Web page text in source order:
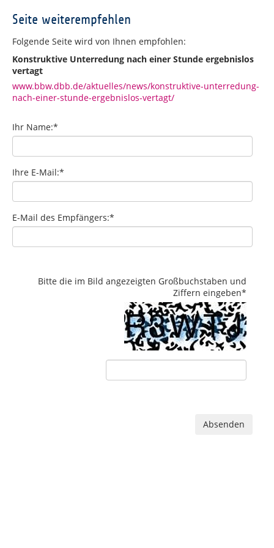
Seite weiterempfehlen
Folgende Seite wird von Ihnen empfohlen:
Konstruktive Unterredung nach einer Stunde ergebnislos
vertagt
www.bbw.dbb.de/aktuelles/news/konstruktive-unterredung-
nach-einer-stunde-ergebnislos-vertagt/
Ihr Name:*
Ihre E-Mail:*
E-Mail des Empfängers:*
Bitte die im Bild angezeigten Großbuchstaben und
Ziffern eingeben*
Absenden